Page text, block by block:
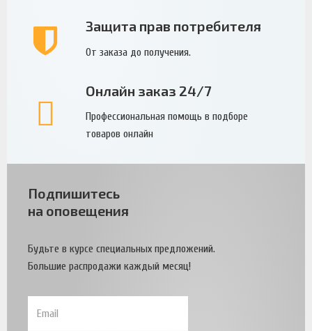
Защита прав потребителя
От заказа до получения.
Онлайн заказ 24/7
Профессиональная помощь в подборе
товаров онлайн
Подпишитесь
на оповещения
Будьте в курсе специальных предложений.
Большие распродажи каждый месяц!